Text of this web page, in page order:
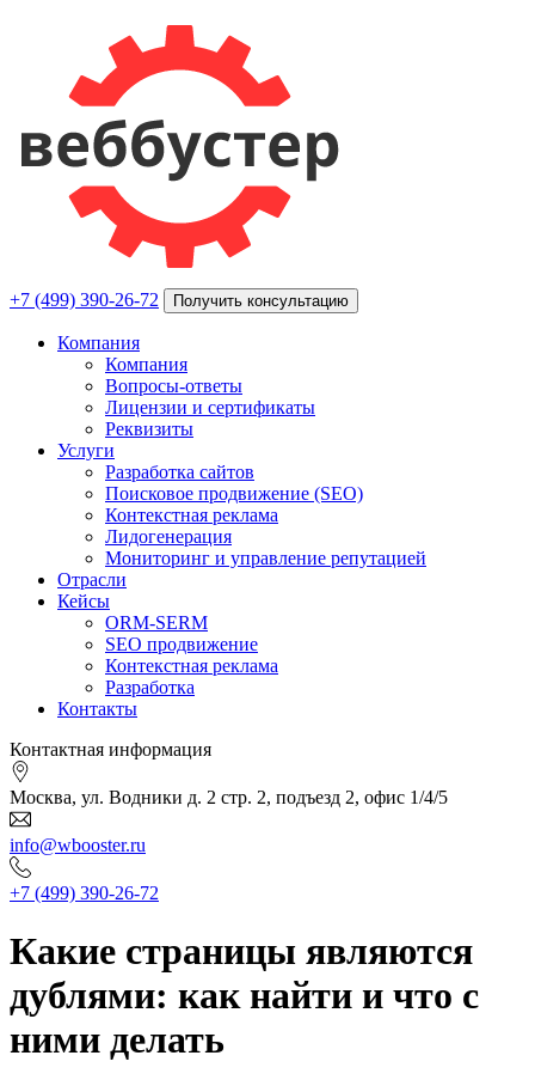
+7 (499) 390-26-72 Получить консультацию
Компания
Компания
Вопросы-ответы
Лицензии и сертификаты
Реквизиты
Услуги
Разработка сайтов
Поисковое продвижение (SEO)
Контекстная реклама
Лидогенерация
Мониторинг и управление репутацией
Отрасли
Кейсы
ORM-SERM
SEO продвижение
Контекстная реклама
Разработка
Контакты
Контактная информация
Москва, ул. Водники д. 2 стр. 2, подъезд 2, офис 1/4/5
info@wbooster.ru
+7 (499) 390-26-72
Какие страницы являются
дублями: как найти и что с
ними делать